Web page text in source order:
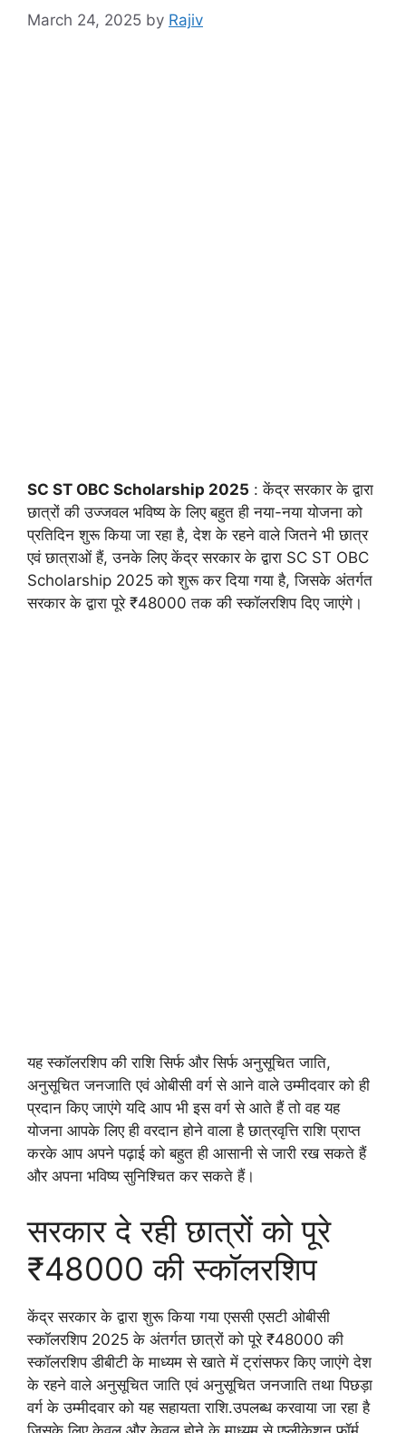
March 24, 2025 by Rajiv
SC ST OBC Scholarship 2025 : केंद्र सरकार के द्वारा
छात्रों की उज्जवल भविष्य के लिए बहुत ही नया-नया योजना को
प्रतिदिन शुरू किया जा रहा है, देश के रहने वाले जितने भी छात्र
एवं छात्राओं हैं, उनके लिए केंद्र सरकार के द्वारा SC ST OBC
Scholarship 2025 को शुरू कर दिया गया है, जिसके अंतर्गत
सरकार के द्वारा पूरे ₹48000 तक की स्कॉलरशिप दिए जाएंगे।
यह स्कॉलरशिप की राशि सिर्फ और सिर्फ अनुसूचित जाति,
अनुसूचित जनजाति एवं ओबीसी वर्ग से आने वाले उम्मीदवार को ही
प्रदान किए जाएंगे यदि आप भी इस वर्ग से आते हैं तो वह यह
योजना आपके लिए ही वरदान होने वाला है छात्रवृत्ति राशि प्राप्त
करके आप अपने पढ़ाई को बहुत ही आसानी से जारी रख सकते हैं
और अपना भविष्य सुनिश्चित कर सकते हैं।
सरकार दे रही छात्रों को पूरे
₹48000 की स्कॉलरशिप
केंद्र सरकार के द्वारा शुरू किया गया एससी एसटी ओबीसी
स्कॉलरशिप 2025 के अंतर्गत छात्रों को पूरे ₹48000 की
स्कॉलरशिप डीबीटी के माध्यम से खाते में ट्रांसफर किए जाएंगे देश
के रहने वाले अनुसूचित जाति एवं अनुसूचित जनजाति तथा पिछड़ा
वर्ग के उम्मीदवार को यह सहायता राशि.उपलब्ध करवाया जा रहा है